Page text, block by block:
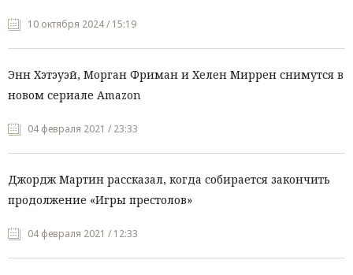
10 октября 2024 / 15:19
Энн Хэтэуэй, Морган Фриман и Хелен Миррен снимутся в
новом сериале Amazon
04 февраля 2021 / 23:33
Джордж Мартин рассказал, когда собирается закончить
продолжение «Игры престолов»
04 февраля 2021 / 12:33